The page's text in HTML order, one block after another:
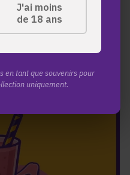
J'ai moins
de 18 ans
en tant que souvenirs pour
uniquement.
NOUVEAU!